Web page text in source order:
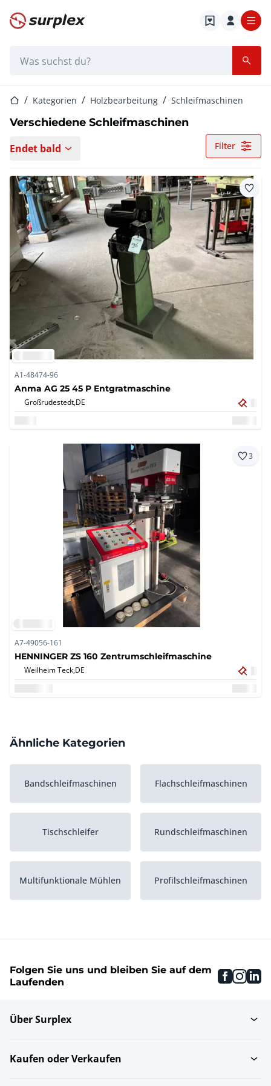
Startseite
StartseiteKategorien Holzbearbeitung Schleifmaschinen
Verschiedene Schleifmaschinen
Endet bald Filter
A1-48474-96
Anma AG 25 45 P Entgratmaschine
Großrudestedt,DE
3
A7-49056-161
HENNINGER ZS 160 Zentrumschleifmaschine
Weilheim Teck,DE
Ähnliche Kategorien
Bandschleifmaschinen Flachschleifmaschinen
Tischschleifer Rundschleifmaschinen
Multifunktionale Mühlen Profilschleifmaschinen
Folgen Sie uns und bleiben Sie auf dem
Laufenden
Über Surplex
Kaufen oder Verkaufen